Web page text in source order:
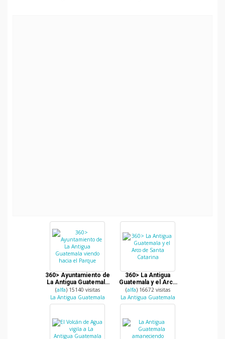
360> Ayuntamiento de
La Antigua Guatemala
viendo hacia el Parque
(alfa) 15140 visitas
La Antigua Guatemala
360> La Antigua
Guatemala y el Arco
de Santa Catarina
(alfa) 16672 visitas
La Antigua Guatemala